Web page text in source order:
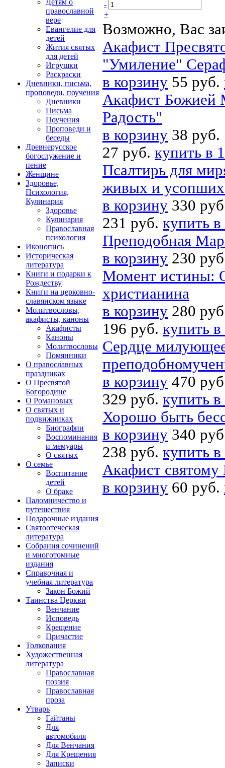
Детям о
православной
вере
Евангелие для
детей
Жития святых
для детей
Игрушки
Раскраски
Дневники, письма,
проповеди, поучения
Дневники
Письма
Поучения
Проповеди и
беседы
Древнерусское
богослужение и
пение
Женщине
Здоровье,
Психология,
Кулинария
Здоровье
Кулинария
Православная
психология
Иконопись
Историческая
литература
Книги и подарки к
Рождеству
Книги на церковно-
славянском языке
Молитвословы,
акафисты, каноны
Акафисты
Каноны
Молитвословы
Помянники
О православных
праздниках
О Пресвятой
Богородице
О Романовых
О святых и
подвижниках
Биографии
Воспоминания
и мемуары
О святых
О семье
Воспитание
детей
О браке
Паломничество и
путешествия
Подарочные издания
Святоотеческая
литература
Собрания сочинений
и многотомные
издания
Справочная и
учебная литература
Закон Божий
Таинства Церкви
Венчание
Исповедь
Крещение
Причастие
Толкования
Художественная
литература
Православная
поэзия
Православная
проза
Утварь
Гайтаны
Для
автомобиля
Для Венчания
Для Крещения
Записки
-
+
Возможно, Вас
Акафист
"Умиление"
в корзину 55 руб.
Акафист Божией
Радость"
в корзину 38 руб.
27 руб. купить в
Псалтирь для
живых и
в корзину 330
231 руб. купить
Преподобная
в корзину 230
Момент истины:
христианина
в корзину 280
196 руб. купить
Сердце
в корзину 470
329 руб. купить
Хорошо быть
в корзину 340
238 руб. купить
Акафист святому
в корзину 60 руб.